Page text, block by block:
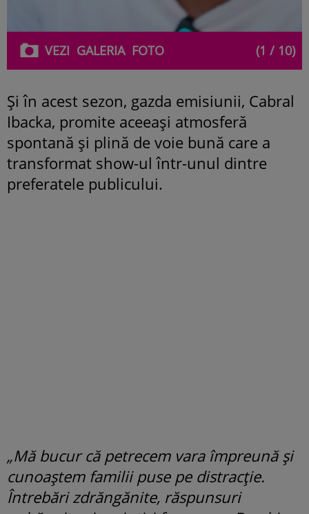
VEZI GALERIAFOTO (1 / 10)
Și în acest sezon, gazda emisiunii, Cabral
Ibacka, promite aceeași atmosferă
spontană și plină de voie bună care a
transformat show-ul într-unul dintre
preferatele publicului.
„Mă bucur că petrecem vara împreună și
cunoaștem familii puse pe distracție.
Întrebări zdrăngănite, răspunsuri